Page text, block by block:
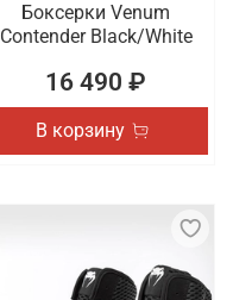
Боксерки Venum
Contender Black/White
16 490 ₽
В корзину